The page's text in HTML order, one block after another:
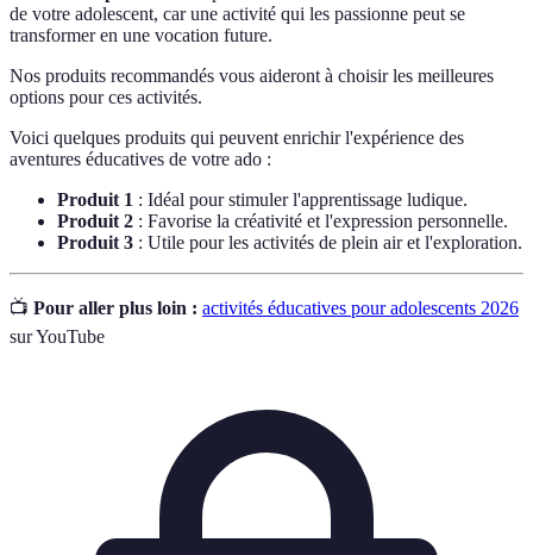
de votre adolescent, car une activité qui les passionne peut se
transformer en une vocation future.
Nos produits recommandés vous aideront à choisir les meilleures
options pour ces activités.
Voici quelques produits qui peuvent enrichir l'expérience des
aventures éducatives de votre ado :
Produit 1 : Idéal pour stimuler l'apprentissage ludique.
Produit 2 : Favorise la créativité et l'expression personnelle.
Produit 3 : Utile pour les activités de plein air et l'exploration.
📺 Pour aller plus loin : activités éducatives pour adolescents 2026
sur YouTube